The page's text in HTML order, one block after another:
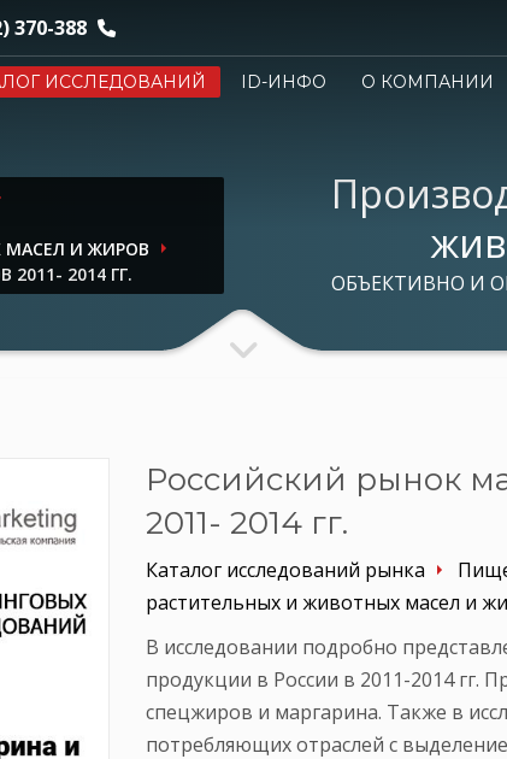
370-388
ИССЛЕДОВАНИЙ ID-ИНФО О КОМПАНИИ
И ЖИРОВ
2014 ГГ.
ОБЪЕКТИВНО И
Российский рынок
2011- 2014 гг.
Каталог исследований рынка
растительных и животных масел и
В исследовании подробно
продукции в России в 2011-2014
спецжиров и маргарина. Также в
потребляющих отраслей с